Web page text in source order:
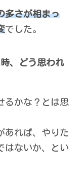
多さが相まっ
でした。
、どう思われ
かな？とは思
あれば、やりた
はないか、とい